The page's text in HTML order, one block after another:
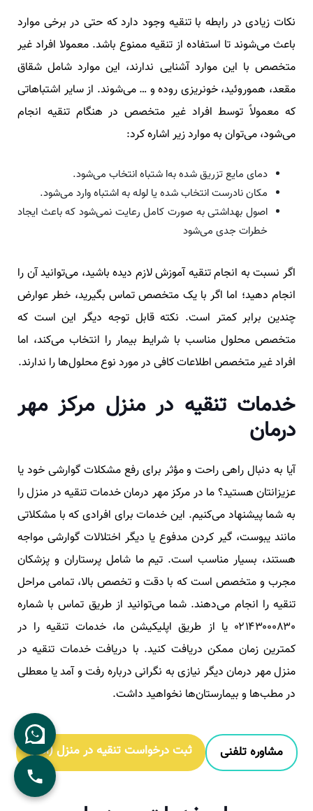
نکات زیادی در رابطه‌ با تنقیه وجود دارد که حتی در برخی موارد
باعث می‌شوند تا استفاده از تنقیه ممنوع باشد. معمولا افراد غیر
متخصص با این موارد آشنایی ندارند، این موارد شامل شقاق
مقعد، هموروئید، خونریزی روده و … می‌شوند. از سایر اشتباهاتی
که معمولاً توسط افراد غیر متخصص در هنگام تنقیه انجام
می‌شود، می‌توان به موارد زیر اشاره کرد:
دمای مایع تزریق شده به‌ا شتباه انتخاب می‌شود.
مکان نادرست انتخاب شده یا لوله به‌ اشتباه وارد می‌شود.
اصول بهداشتی به صورت کامل رعایت نمی‌شود که باعث ایجاد
خطرات جدی می‌شود
اگر نسبت به انجام تنقیه آموزش‌ لازم دیده باشید، می‌توانید آن را
انجام دهید؛ اما اگر با یک متخصص تماس بگیرید، خطر عوارض
چندین برابر کمتر است. نکته قابل‌ توجه دیگر این است که
متخصص محلول مناسب با شرایط بیمار را انتخاب می‌کند، اما
افراد غیر متخصص اطلاعات کافی در مورد نوع محلول‌ها را ندارند.
خدمات تنقیه در منزل مرکز مهر
درمان
آیا به دنبال راهی راحت و مؤثر برای رفع مشکلات گوارشی خود یا
عزیزانتان هستید؟ ما در مرکز مهر درمان خدمات تنقیه در منزل را
به شما پیشنهاد می‌کنیم. این خدمات برای افرادی که با مشکلاتی
مانند یبوست، گیر کردن مدفوع یا دیگر اختلالات گوارشی مواجه
هستند، بسیار مناسب است. تیم ما شامل پرستاران و پزشکان
مجرب و متخصص است که با دقت و تخصص بالا، تمامی مراحل
تنقیه را انجام می‌دهند. شما می‌توانید از طریق تماس با شماره
۰۲۱۴۳۰۰۰۸۳۰ یا از طریق اپلیکیشن ما، خدمات تنقیه را در
کمترین زمان ممکن دریافت کنید. با دریافت خدمات تنقیه در
منزل مهر درمان دیگر نیازی به نگرانی درباره رفت و آمد یا معطلی
در مطب‌ها و بیمارستان‌ها نخواهید داشت.
مشاوره تلفنی ثبت درخواست تنقیه در منزل (انما)